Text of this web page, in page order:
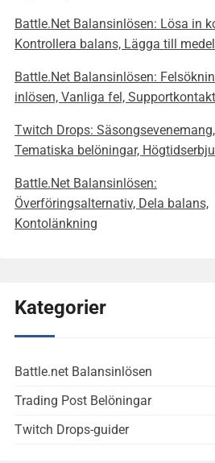
Battle.Net Balansinlösen: Lösa in
Kontrollera balans, Lägga till medel
Battle.Net Balansinlösen:
inlösen, Vanliga fel, Supportkontakt
Twitch Drops: Säsongsevenemang,
Tematiska belöningar,
Battle.Net Balansinlösen:
Överföringsalternativ, Dela balans,
Kontolänkning
Kategorier
Battle.net Balansinlösen
Trading Post Belöningar
Twitch Drops-guider